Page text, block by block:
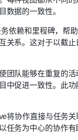
据的一致性。
依赖和里程碑，帮
关系。这对于以截
团队能够在重复的
中促进一致性。此
将协作直接与任务
务为中心的协作有